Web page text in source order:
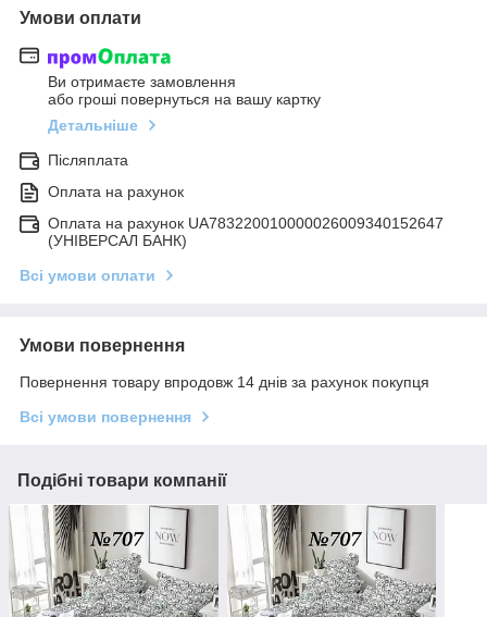
Умови оплати
Ви отримаєте замовлення
або гроші повернуться на вашу картку
Детальніше
Післяплата
Оплата на рахунок
Оплата на рахунок UA783220010000026009340152647
(УНІВЕРСАЛ БАНК)
Всі умови оплати
Умови повернення
Повернення товару впродовж 14 днів за рахунок покупця
Всі умови повернення
Подібні товари компанії